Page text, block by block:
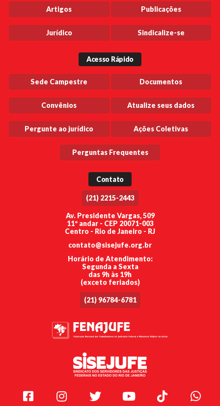
Artigos Publicações
Jurídico Sindicalize-se
Acesso Rápido
Sede Campestre Documentos
Convênios Atualize seus dados
Pergunte ao jurídico Ações Coletivas
Perguntas Frequentes
Contato
(21) 2215-2443
Av. Presidente Vargas, 509
11º andar - CEP 20071-003
Centro - Rio de Janeiro - RJ
contato@sisejufe.org.br
Horário de Atendimento:
Segunda a Sexta
das 9h às 19h
(exceto feriados)
(21) 96784-6781
Facebook Instagram Twitter Youtube TikTok